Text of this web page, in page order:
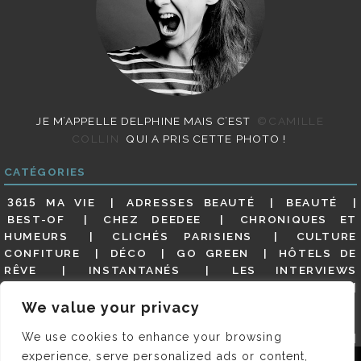
We value your privacy
We use cookies to enhance your browsing
experience, serve personalized ads or content,
JE M’APPELLE DELPHINE MAIS C’EST
©CAMILLE
COLLIN
QUI A PRIS CETTE PHOTO !
CATÉGORIES
3615 MA VIE ADRESSES BEAUTÉ
BEAUTÉ
BEST-OF
CHEZ DEEDEE
CHRONIQUES ET
HUMEURS
CLICHÉS PARISIENS
CULTURE
CONFITURE
DÉCO GO GREEN
HÔTELS DE
RÊVE
INSTANTANÉS
LES INTERVIEWS
MES ADRESSES
MODE NON CLASSÉ
GUIDE
PARIS EN PHOTOS
RESTAURANTS
REVUE DE PRESSE DÉTAILLÉE, SIOU PLAIT